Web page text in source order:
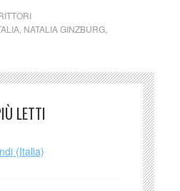
, NATALIA GINZBURG,
LETTI
(Italia)